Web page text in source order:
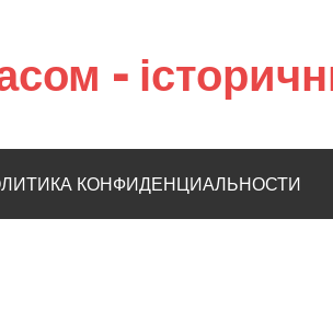
–
КОНФИДЕНЦИАЛЬНОСТИ